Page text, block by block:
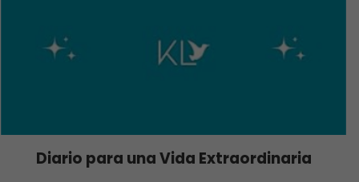
Diario para una Vida Extraordinaria